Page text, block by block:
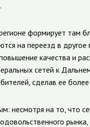
формирует там
на переезд в
качества и
сетей к
сделав ее
несмотря на то, что
рынка,